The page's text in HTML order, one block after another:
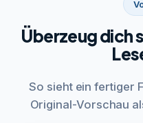
Überzeug dich
So sieht ein fertiger
Original-Vorschau